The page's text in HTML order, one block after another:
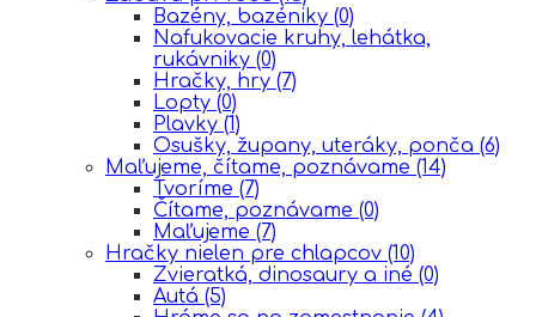
Bazény, bazéniky (0)
Nafukovacie kruhy, lehátka,
rukávniky (0)
Hračky, hry (7)
Lopty (0)
Plavky (1)
Osušky, župany, uteráky, ponča (6)
Maľujeme, čítame, poznávame (14)
Tvoríme (7)
Čítame, poznávame (0)
Maľujeme (7)
Hračky nielen pre chlapcov (10)
Zvieratká, dinosaury a iné (0)
Autá (5)